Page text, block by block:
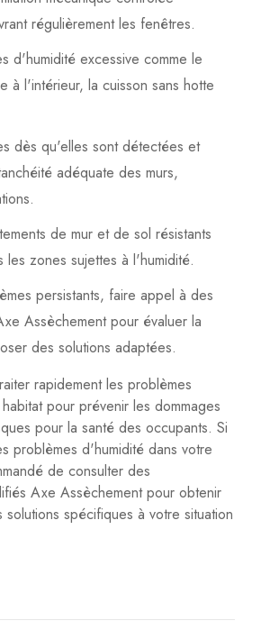
régulièrement les fenêtres.
d'humidité excessive comme le
à l'intérieur, la cuisson sans hotte
dès qu'elles sont détectées et
adéquate des murs,
de mur et de sol résistants
les zones sujettes à l'humidité.
persistants, faire appel à des
Assèchement pour évaluer la
des solutions adaptées.
rapidement les problèmes
pour prévenir les dommages
pour la santé des occupants. Si
problèmes d'humidité dans votre
de consulter des
Axe Assèchement pour obtenir
spécifiques à votre situation